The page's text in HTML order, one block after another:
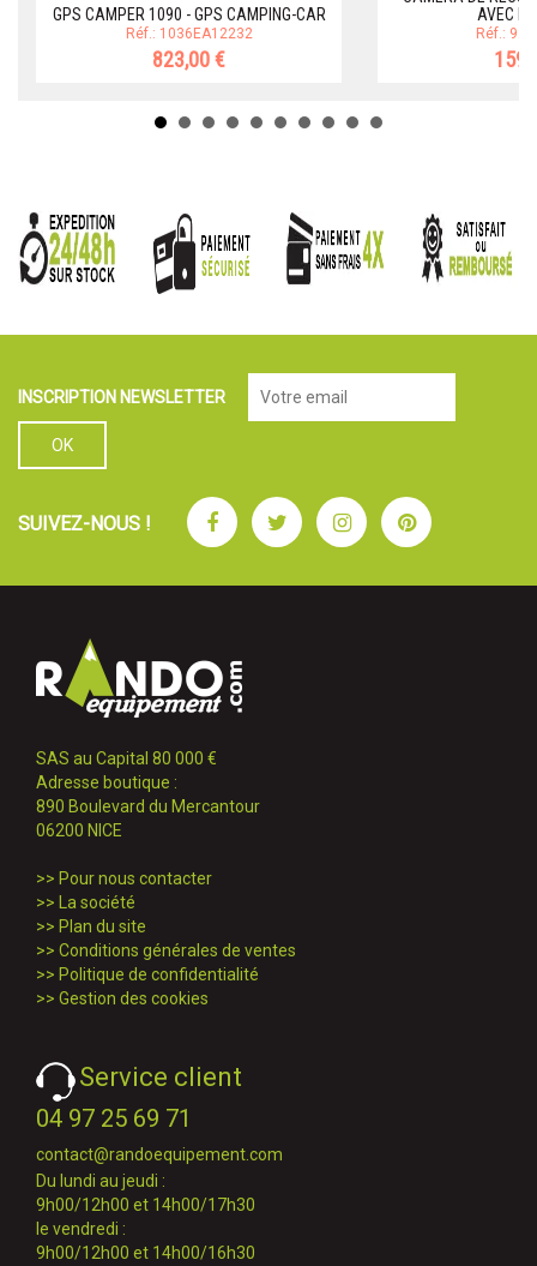
GPS CAMPER 1090 - GPS CAMPING-CAR
Réf.: 1036EA12232
823,00 €
AVEC
Réf.:
INSCRIPTION NEWSLETTER
SUIVEZ-NOUS ! FacebookTwitterInstagramPinterest
SAS au Capital 80 000 €
Adresse boutique :
890 Boulevard du Mercantour
06200 NICE
>> Pour nous contacter
>>
La société
>> Plan du site
>> Conditions générales de ventes
>> Politique de confidentialité
>> Gestion des cookies
Service client
04 97 25 69 71
contact@randoequipement.com
Du lundi au jeudi :
9h00/12h00 et 14h00/17h30
le vendredi :
9h00/12h00 et 14h00/16h30